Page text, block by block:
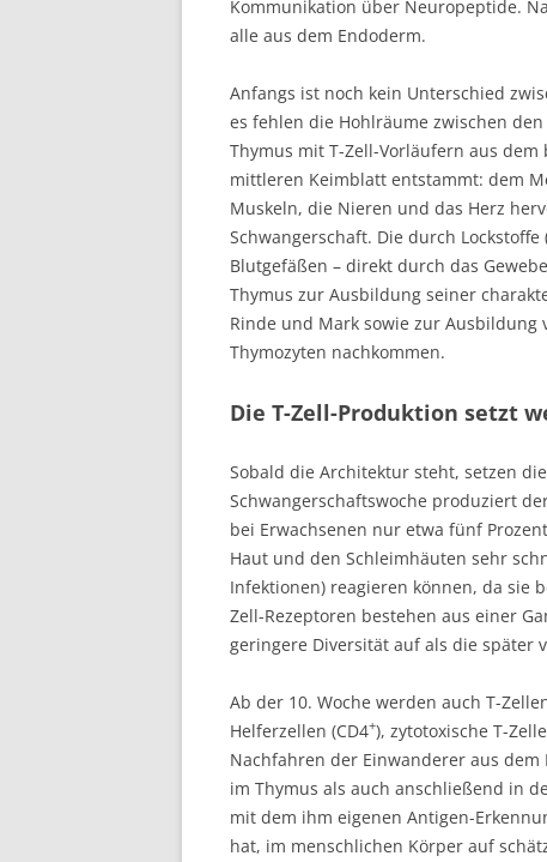
Kommunikation über Neuropeptide.
alle aus dem Endoderm.
Anfangs ist noch kein Unterschied
es fehlen die Hohlräume zwischen
Thymus mit T-Zell-Vorläufern aus
mittleren Keimblatt entstammt: dem
Muskeln, die Nieren und das Herz
Schwangerschaft. Die durch
Blutgefäßen – direkt durch das
Thymus zur Ausbildung seiner
Rinde und Mark sowie zur
Thymozyten nachkommen.
Die T-Zell-Produktion setzt
Sobald die Architektur steht, setzen
Schwangerschaftswoche produziert
bei Erwachsenen nur etwa fünf
Haut und den Schleimhäuten sehr
Infektionen) reagieren können, da sie
Zell-Rezeptoren bestehen aus einer
geringere Diversität auf als die später
Ab der 10. Woche werden auch T-
Helferzellen (CD4+), zytotoxische T-
Nachfahren der Einwanderer aus
im Thymus als auch anschließend in
mit dem ihm eigenen Antigen-
hat, im menschlichen Körper auf